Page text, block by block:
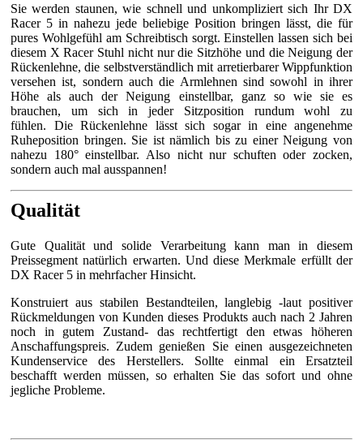
Sie werden staunen, wie schnell und unkompliziert sich Ihr DX
Racer 5 in nahezu jede beliebige Position bringen lässt, die für
pures Wohlgefühl am Schreibtisch sorgt. Einstellen lassen sich bei
diesem X Racer Stuhl nicht nur die Sitzhöhe und die Neigung der
Rückenlehne, die selbstverständlich mit arretierbarer Wippfunktion
versehen ist, sondern auch die Armlehnen sind sowohl in ihrer
Höhe als auch der Neigung einstellbar, ganz so wie sie es
brauchen, um sich in jeder Sitzposition rundum wohl zu
fühlen. Die Rückenlehne lässt sich sogar in eine angenehme
Ruheposition bringen. Sie ist nämlich bis zu einer Neigung von
nahezu 180° einstellbar. Also nicht nur schuften oder zocken,
sondern auch mal ausspannen!
Qualität
Gute Qualität und solide Verarbeitung kann man in diesem
Preissegment natürlich erwarten. Und diese Merkmale erfüllt der
DX Racer 5 in mehrfacher Hinsicht.
Konstruiert aus stabilen Bestandteilen, langlebig -laut positiver
Rückmeldungen von Kunden dieses Produkts auch nach 2 Jahren
noch in gutem Zustand- das rechtfertigt den etwas höheren
Anschaffungspreis. Zudem genießen Sie einen ausgezeichneten
Kundenservice des Herstellers. Sollte einmal ein Ersatzteil
beschafft werden müssen, so erhalten Sie das sofort und ohne
jegliche Probleme.